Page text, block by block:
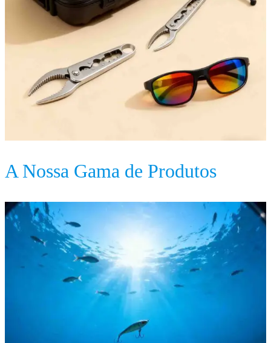
A Nossa Gama de Produtos